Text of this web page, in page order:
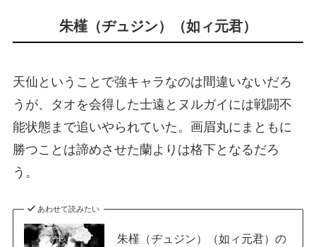
朱槿（ヂュジン）（如ィ元君）
天仙ということで強キャラなのは間違いないだろ
うが、タオを会得した士遠とヌルガイには戦闘不
能状態まで追いやられていた。画眉丸にまともに
勝つことは諦めさせた蘭よりは格下となるだろ
う。
あわせて読みたい
朱槿（ヂュジン）（如ィ元君）の